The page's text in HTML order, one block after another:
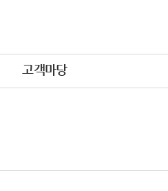
고객마당